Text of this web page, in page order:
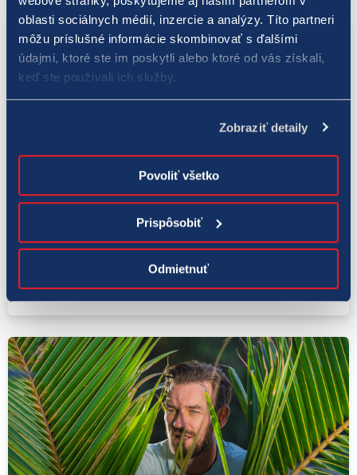
oblasti sociálnych médií, inzercie a analýzy. Títo partneri
môžu príslušné informácie skombinovať s ďalšími
údajmi, ktoré ste im poskytli alebo ktoré od vás získali,
keď ste používali ich služby.
Zobraziť detaily
Povoliť všetko
Prispôsobiť
Odmietnuť
V doplnkovej hre JOKER padol lákavý
jackpot – vyše 224-tisíc eur